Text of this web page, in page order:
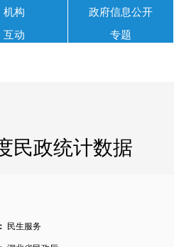
机构
政府信息公开
互动 专题
民政统计数据
民生服务